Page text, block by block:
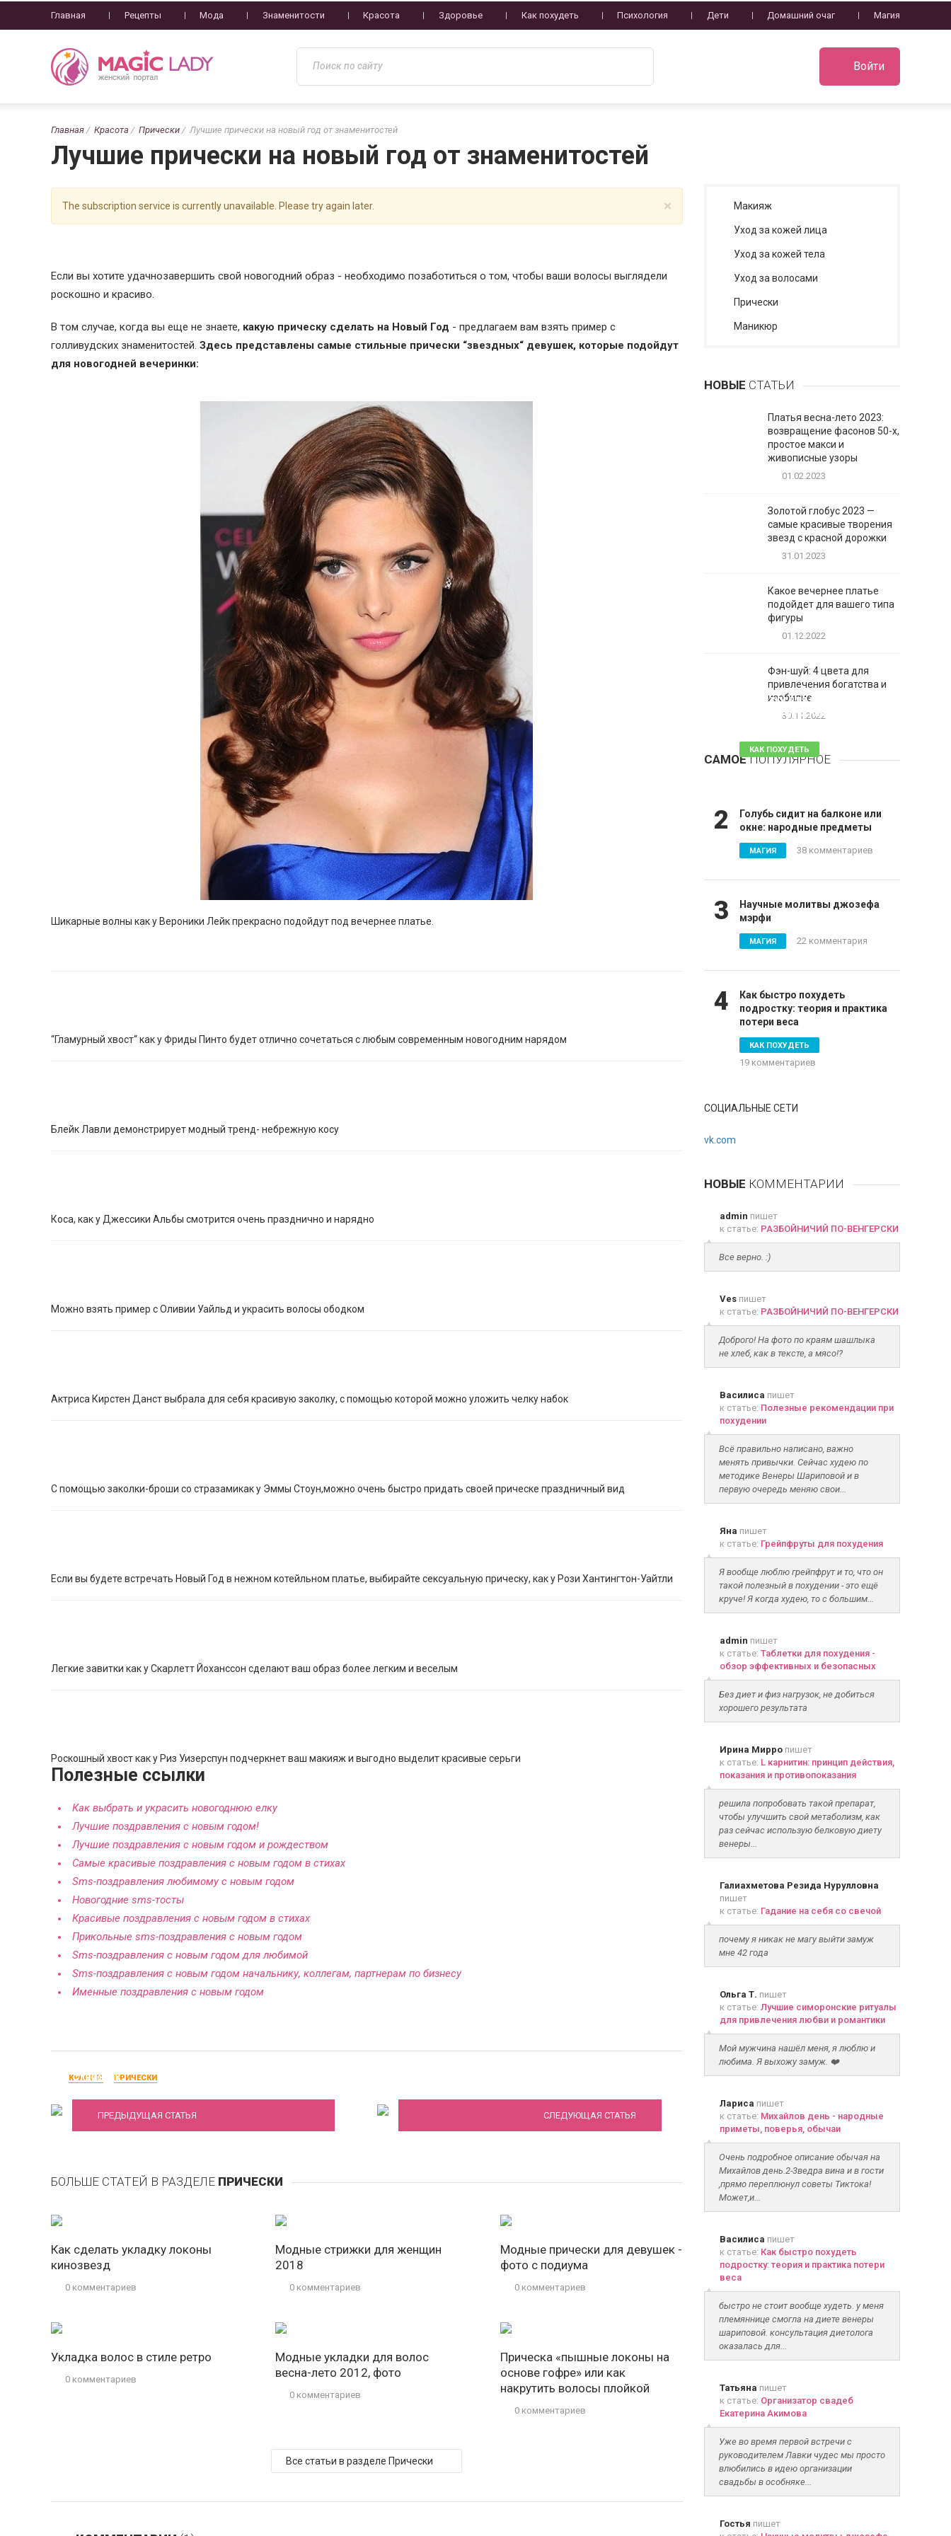
Главная Рецепты Мода Знаменитости Красота Здоровье Как похудеть Психология Дети Домашний очаг Магия
Войти
Главная Красота Прически Лучшие прически на новый год от знаменитостей
Лучшие прически на новый год от знаменитостей
×
The subscription service is currently unavailable. Please try again later.
Если вы хотите удачнозавершить свой новогодний образ - необходимо позаботиться о том, чтобы ваши волосы выглядели
роскошно и красиво.
В том случае, когда вы еще не знаете, какую прическу сделать на Новый Год - предлагаем вам взять пример с
голливудских знаменитостей. Здесь представлены самые стильные прически “звездных“ девушек, которые подойдут
для новогодней вечеринки:
Шикарные волны как у Вероники Лейк прекрасно подойдут под вечернее платье.
“Гламурный хвост“ как у Фриды Пинто будет отлично сочетаться с любым современным новогодним нарядом
Блейк Лавли демонстрирует модный тренд- небрежную косу
Коса, как у Джессики Альбы смотрится очень празднично и нарядно
Можно взять пример с Оливии Уайльд и украсить волосы ободком
Актриса Кирстен Данст выбрала для себя красивую заколку, с помощью которой можно уложить челку набок
С помощью заколки-броши со стразамикак у Эммы Стоун,можно очень быстро придать своей прическе праздничный вид
Если вы будете встречать Новый Год в нежном котейльном платье, выбирайте сексуальную прическу, как у Рози Хантингтон-Уайтли
Легкие завитки как у Скарлетт Йоханссон сделают ваш образ более легким и веселым
Роскошный хвост как у Риз Уизерспун подчеркнет ваш макияж и выгодно выделит красивые серьги
Полезные ссылки
Как выбрать и украсить новогоднюю елку
Лучшие поздравления с новым годом!
Лучшие поздравления с новым годом и рождеством
Самые красивые поздравления с новым годом в стихах
Sms-поздравления любимому с новым годом
Новогодние sms-тосты
Красивые поздравления с новым годом в стихах
Прикольные sms-поздравления с новым годом
Sms-поздравления с новым годом для любимой
Sms-поздравления с новым годом начальнику, коллегам, партнерам по бизнесу
Именные поздравления с новым годом
КРАСОТА ПРИЧЕСКИ
стрижек
ПРЕДЫДУЩАЯ СТАТЬЯ СЛЕДУЮЩАЯ СТАТЬЯ
БОЛЬШЕ СТАТЕЙ В РАЗДЕЛЕ ПРИЧЕСКИ
Как сделать укладку локоны
кинозвезд
0 комментариев
Модные стрижки для женщин
2018
0 комментариев
Модные прически для девушек -
фото с подиума
0 комментариев
Укладка волос в стиле ретро
0 комментариев
Модные укладки для волос
весна-лето 2012, фото
0 комментариев
Прическа «пышные локоны на
основе гофре» или как
накрутить волосы плойкой
0 комментариев
Все статьи в разделе Прически
Макияж
Уход за кожей лица
Уход за кожей тела
Уход за волосами
Прически
Маникюр
НОВЫЕ СТАТЬИ
Платья весна-лето 2023:
возвращение фасонов 50-х,
простое макси и
живописные узоры
01.02.2023
Золотой глобус 2023 —
самые красивые творения
звезд с красной дорожки
31.01.2023
Какое вечернее платье
подойдет для вашего типа
фигуры
01.12.2022
Фэн-шуй: 4 цвета для
привлечения богатства и
изобилие
30.11.2022
САМОЕПОПУЛЯРНОЕ
Таблетки для похудения -
обзор эффективных и
КАК ПОХУДЕТЬ
81 комментарий
2
Голубь сидит на балконе или
окне: народные предметы
МАГИЯ 38 комментариев
3
Научные молитвы джозефа
мэрфи
МАГИЯ 22 комментария
4
Как быстро похудеть
подростку: теория и практика
потери веса
КАК ПОХУДЕТЬ
19 комментариев
СОЦИАЛЬНЫЕ СЕТИ
vk.com
НОВЫЕ КОММЕНТАРИИ
admin пишет
к статье: РАЗБОЙНИЧИЙ ПО-ВЕНГЕРСКИ
Все верно. :)
Vesпишет
к статье: РАЗБОЙНИЧИЙ ПО-ВЕНГЕРСКИ
Доброго! На фото по краям шашлыка
не хлеб, как в тексте, а мясо!?
Василиса пишет
к статье: Полезные рекомендации при
похудении
Всё правильно написано, важно
менять привычки. Сейчас худею по
методике Венеры Шариповой и в
первую очередь меняю свои...
Яна пишет
к статье: Грейпфруты для похудения
Я вообще люблю грейпфрут и то, что он
такой полезный в похудении - это ещё
круче! Я когда худею, то с большим...
admin пишет
к статье: Таблетки для похудения -
обзор эффективных и безопасных
Без диет и физ нагрузок, не добиться
хорошего результата
Ирина Мирропишет
к статье: L карнитин: принцип действия,
показания и противопоказания
решила попробовать такой препарат,
чтобы улучшить свой метаболизм, как
раз сейчас использую белковую диету
венеры...
Галиахметова Резида Нурулловна
пишет
к статье: Гадание на себя со свечой
почему я никак не магу выйти замуж
мне 42 года
Ольга Т. пишет
к статье: Лучшие симоронские ритуалы
для привлечения любви и романтики
Мой мужчина нашёл меня, я люблю и
любима. Я выхожу замуж. ❤️
Лариса пишет
к статье: Михайлов день - народные
приметы, поверья, обычаи
Очень подробное описание обычая на
Михайлов день.2-3ведра вина и в гости
,прямо переплюнул советы Тиктока!
Может,и...
Василиса пишет
к статье: Как быстро похудеть
подростку: теория и практика потери
веса
быстро не стоит вообще худеть. у меня
племяннице смогла на диете венеры
шариповой. консультация диетолога
оказалась для...
Татьяна пишет
к статье: Организатор свадеб
Екатерина Акимова
Уже во время первой встречи с
руководителем Лавки чудес мы просто
влюбились в идею организации
свадьбы в особняке...
Гостья пишет